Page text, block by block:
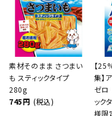
素材そのまま さつまい
も スティックタイプ
280g
745円 (税込)
【
集】
ゼロ
ック
様限